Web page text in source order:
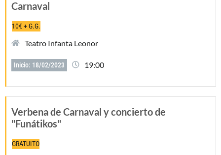
Carnaval
10€ + G.G.
Teatro Infanta Leonor
Inicio: 18/02/2023 19:00
Verbena de Carnaval y concierto de
"Funátikos"
GRATUITO